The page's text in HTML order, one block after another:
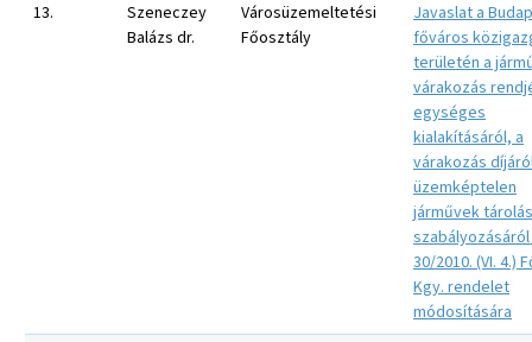
13.
Szeneczey
Balázs dr.
Városüzemeltetési
Főosztály
Javaslat a
főváros
területén a
várakozás
egységes
kialakításáról, a
várakozás
üzemképtelen
járművek
30/2010. (VI. 4.)
Kgy. rendelet
módosítására